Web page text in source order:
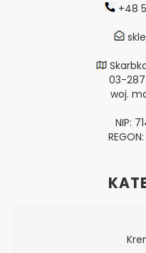
+48
03-
woj.
NIP:
Linki w stopce